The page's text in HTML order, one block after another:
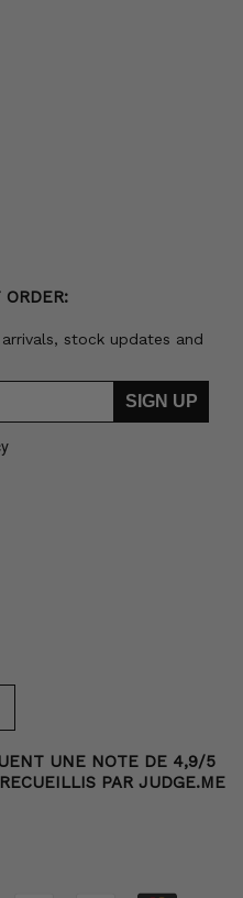
ORDER:
stock updates and
SIGN UP
UNE NOTE DE 4,9/5
PAR JUDGE.ME